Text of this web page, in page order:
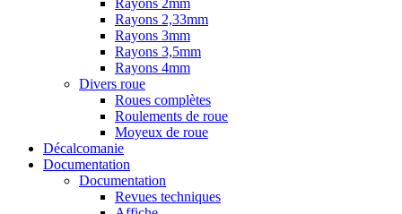
Rayons 2mm
Rayons 2,33mm
Rayons 3mm
Rayons 3,5mm
Rayons 4mm
Divers roue
Roues complètes
Roulements de roue
Moyeux de roue
Décalcomanie
Documentation
Documentation
Revues techniques